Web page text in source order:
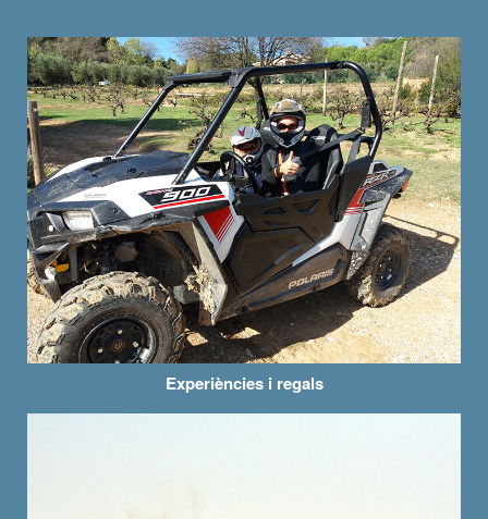
Experiències i regals